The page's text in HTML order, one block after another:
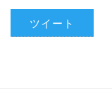
ツイート